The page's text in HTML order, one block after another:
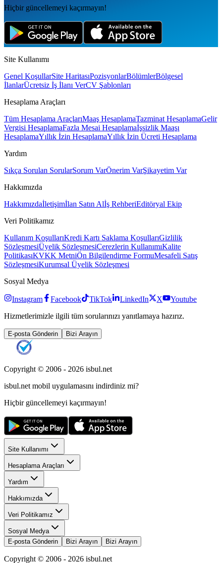
Hiçbir güncellemeyi kaçırmayın!
Site Kullanımı
Genel KoşullarSite HaritasıPozisyonlarBölümlerBölgesel
İlanlarÜcretsiz İş İlanı VerCV Şablonları
Hesaplama Araçları
Tüm Hesaplama AraçlarıMaaş HesaplamaTazminat HesaplamaGelir
Vergisi HesaplamaFazla Mesai Hesaplamaİşsizlik Maaşı
HesaplamaYıllık İzin HesaplamaYıllık İzin Ücreti Hesaplama
Yardım
Sıkça Sorulan SorularSorum VarÖnerim VarŞikayetim Var
Hakkımızda
Hakkımızdaİletişimİlan Satın Alİş RehberiEditöryal Ekip
Veri Politikamız
Kullanım KoşullarıKredi Kartı Saklama KoşullarıGizlilik
SözleşmesiÜyelik SözleşmesiÇerezlerin KullanımıKalite
PolitikasıKVKK MetniÖn Bilgilendirme FormuMesafeli Satış
SözleşmesiKurumsal Üyelik Sözleşmesi
Sosyal Medya
Instagram Facebook TikTok LinkedIn X
Youtube
Hizmetlerimizle ilgili tüm sorularınızı yanıtlamaya hazırız.
E-posta Gönderin Bizi Arayın
Copyright © 2006 - 2026 isbul.net
isbul.net mobil uygulamasını indirdiniz mi?
Hiçbir güncellemeyi kaçırmayın!
Site Kullanımı
Hesaplama Araçları
Yardım
Hakkımızda
Veri Politikamız
Sosyal Medya
E-posta Gönderin
Bizi Arayın Bizi Arayın
Copyright © 2006 - 2026 isbul.net